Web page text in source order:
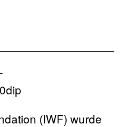
(IWF) wurde